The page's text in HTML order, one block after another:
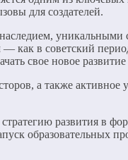
для создателей.
в советский
свое новое развитие
а также активное
развития в
образовательных